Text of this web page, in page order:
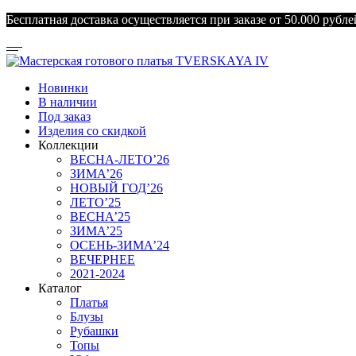
Бесплатная доставка осуществляется при заказе от 50.000
Новинки
В наличии
Под заказ
Изделия со скидкой
Коллекции
ВЕСНА-ЛЕТО’26
ЗИМА’26
НОВЫЙ ГОД’26
ЛЕТО’25
ВЕСНА’25
ЗИМА’25
ОСЕНЬ-ЗИМА’24
ВЕЧЕРНЕЕ
2021-2024
Каталог
Платья
Блузы
Рубашки
Топы